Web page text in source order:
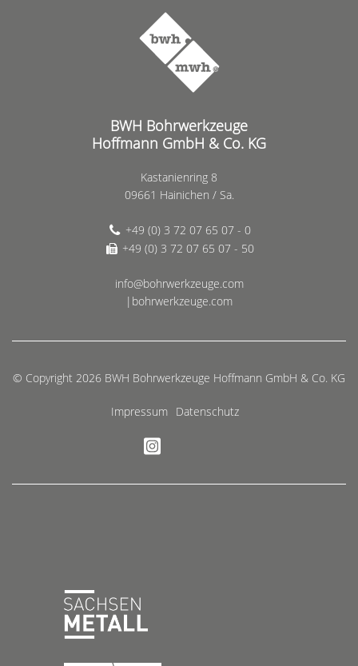
BWH Bohrwerkzeuge
Hoffmann GmbH & Co. KG
Kastanienring 8
09661 Hainichen / Sa.
+49 (0) 3 72 07 65 07 - 0
+49 (0) 3 72 07 65 07 - 50
info@bohrwerkzeuge.com
|bohrwerkzeuge.com
© Copyright 2026 BWH Bohrwerkzeuge Hoffmann GmbH & Co. KG
Impressum Datenschutz